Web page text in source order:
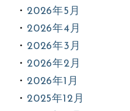
2026年5月
2026年4月
2026年3月
2026年2月
2026年1月
2025年12月